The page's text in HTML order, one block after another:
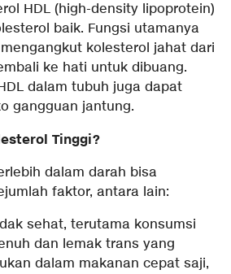
HDL (high-density lipoprotein)
baik. Fungsi utamanya
kolesterol jahat dari
ke hati untuk dibuang.
dalam tubuh juga dapat
gangguan jantung.
Tinggi?
dalam darah bisa
faktor, antara lain:
sehat, terutama konsumsi
dan lemak trans yang
dalam makanan cepat saji,